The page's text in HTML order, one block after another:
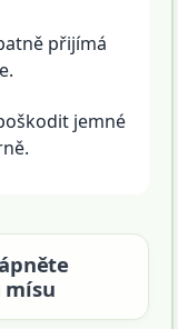
přijímá
jemné
mísu